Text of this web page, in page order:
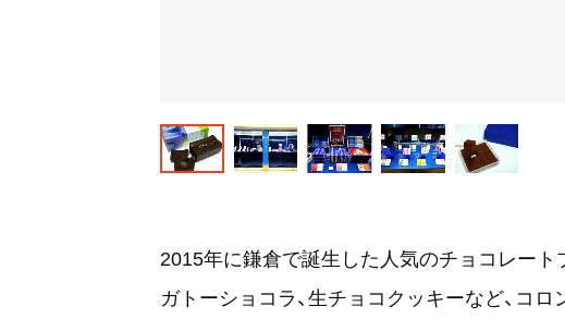
2015年に鎌倉で誕生した人気のチョコレート
ガトーショコラ、生チョコクッキーなど、コ